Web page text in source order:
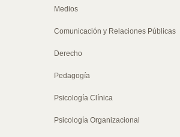
Medios
Comunicación y Relaciones Públicas
Derecho
Pedagogía
Psicología Clínica
Psicología Organizacional